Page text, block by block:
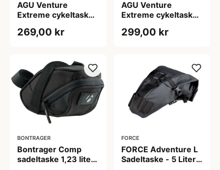
AGU Venture
Extreme cykeltaske
269,00 kr
AGU Venture
Extreme cykeltaske
299,00 kr
BONTRAGER
Bontrager Comp
sadeltaske 1,23 liter
FORCE
FORCE Adventure L
Sadeltaske - 5 Liter -